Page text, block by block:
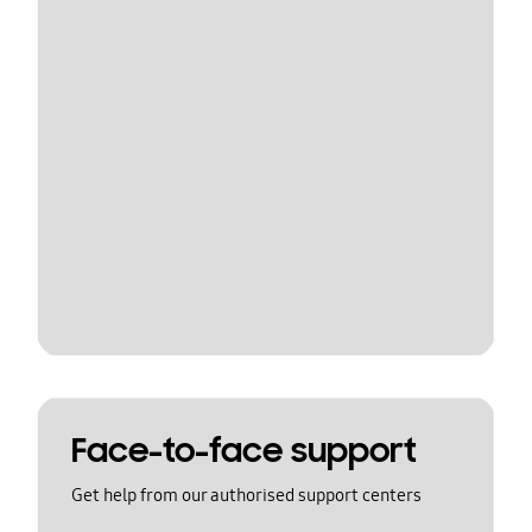
Face-to-face support
Get help from our authorised support centers